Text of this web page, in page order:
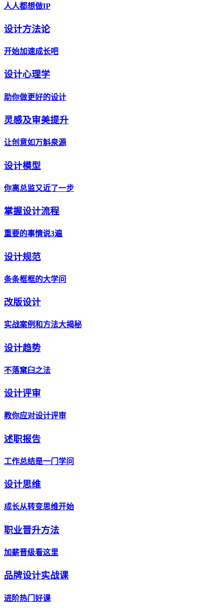
人人都想做IP
设计方法论
开始加速成长吧
设计心理学
助你做更好的设计
灵感及审美提升
让创意如万斛泉源
设计模型
你离总监又近了一步
掌握设计流程
重要的事情说3遍
设计规范
条条框框的大学问
改版设计
实战案例和方法大揭秘
设计趋势
不落窠臼之法
设计评审
教你应对设计评审
述职报告
工作总结是一门学问
设计思维
成长从转变思维开始
职业晋升方法
加薪晋级看这里
品牌设计实战课
进阶热门好课